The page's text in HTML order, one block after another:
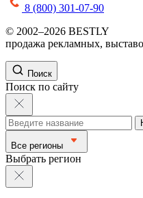
8 (800) 301-07-90
© 2002–2026 BESTLY
продажа рекламных,
Поиск
Поиск по сайту
Все регионы
Выбрать регион